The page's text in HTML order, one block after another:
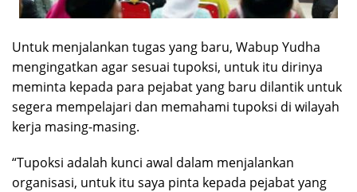
Untuk menjalankan tugas yang baru, Wabup Yudha
mengingatkan agar sesuai tupoksi, untuk itu dirinya
meminta kepada para pejabat yang baru dilantik untuk
segera mempelajari dan memahami tupoksi di wilayah
kerja masing-masing.
“Tupoksi adalah kunci awal dalam menjalankan
organisasi, untuk itu saya pinta kepada pejabat yang